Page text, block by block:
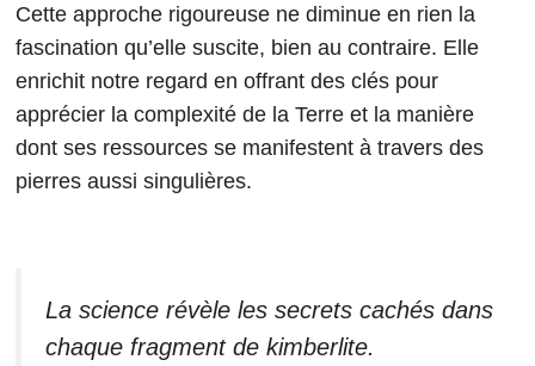
Cette approche rigoureuse ne diminue en rien la
fascination qu’elle suscite, bien au contraire. Elle
enrichit notre regard en offrant des clés pour
apprécier la complexité de la Terre et la manière
dont ses ressources se manifestent à travers des
pierres aussi singulières.
La science révèle les secrets cachés dans
chaque fragment de kimberlite.